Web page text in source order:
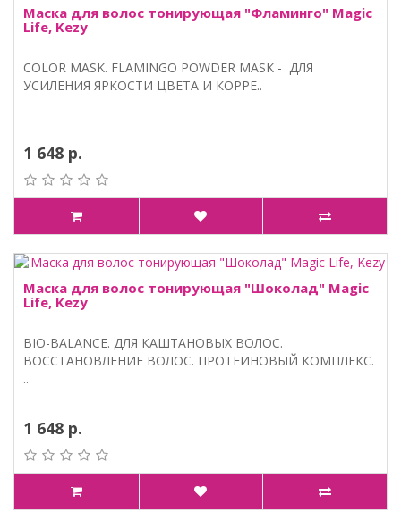
Маска для волос тонирующая "Фламинго" Magic
Life, Kezy
COLOR MASK. FLAMINGO POWDER MASK - ДЛЯ
УСИЛЕНИЯ ЯРКОСТИ ЦВЕТА И КОРРЕ..
1 648 р.
Маска для волос тонирующая "Шоколад" Magic
Life, Kezy
BIO-BALANCE. ДЛЯ КАШТАНОВЫХ ВОЛОС.
ВОССТАНОВЛЕНИЕ ВОЛОС. ПРОТЕИНОВЫЙ КОМПЛЕКС.
..
1 648 р.